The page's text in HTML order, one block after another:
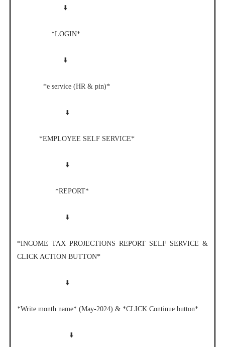
⬇️
*LOGIN*
⬇️
*e service (HR & pin)*
⬇️
*EMPLOYEE SELF SERVICE*
⬇️
*REPORT*
⬇️
*INCOME TAX PROJECTIONS REPORT SELF SERVICE &
CLICK ACTION BUTTON*
⬇️
*Write month name* (May-2024) & *CLICK Continue button*
⬇️